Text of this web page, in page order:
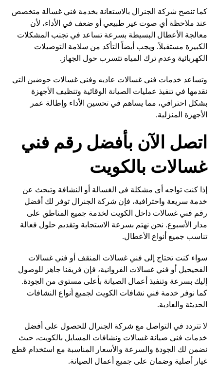
كما تنصح شركة الجنرال بالاستعانة بخدمة فني غسالة متخصص
عند ملاحظة أي صوت غير طبيعي أو ضعف في الأداء، لأن
معالجة الأعطال البسيطة بسرعة تساعد في تجنب المشكلات
الكبيرة مستقبلاً. ويجب أيضاً التأكد من سلامة التوصيلات
الكهربائية وعدم ترك المياه تتسرب حول الجهاز.
وتساعد خدمات فني غسالات عاديه وفني غسالات حوضين التي
نقدمها في تنفيذ عمليات الصيانة الوقائية وتنظيف الأجهزة
بشكل احترافي، مما يساهم في تحسين الأداء وإطالة عمر
الأجهزة المنزلية.
اتصل الآن بأفضل رقم فني
غسالات بالكويت
إذا كنت تواجه أي مشكلة في الغسالة أو النشافة وتبحث عن
خدمة سريعة واحترافية، فإن شركة الجنرال توفر لك أفضل
رقم فني غسالات داخل الكويت لخدمة جميع المناطق على
مدار الأسبوع. نحن نهتم بسرعة الاستجابة وتقديم حلول فعالة
تناسب جميع أنواع الأعطال.
سواء كنت تحتاج إلى فني غسالات المنقف أو فني غسالات
الفحيحيل أو فني غسالات الفروانية، فإن فريقنا جاهز للوصول
إليك بسرعة وتنفيذ أعمال الصيانة بأعلى مستوى من الجودة.
كما نوفر خدمة فني نشافات الكويت لجميع أنواع النشافات
الحديثة والعادية.
لا تتردد في التواصل مع شركة الجنرال للحصول على أفضل
خدمات فني صيانة غسالات ونشافات المسايل بالكويت، حيث
نضمن لك الجودة والسرعة والأسعار المناسبة مع استخدام قطع
غيار أصلية وضمان على جميع أعمال الصيانة.